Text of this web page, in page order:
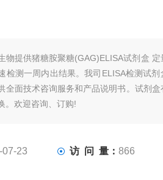
物提供猪糖胺聚糖(GAG)ELISA试剂盒 定
检测一周内出结果。我司ELISA检测试剂
全面技术咨询服务和产品说明书。试剂盒
。欢迎咨询、订购!
07-23 访 问 量： 866